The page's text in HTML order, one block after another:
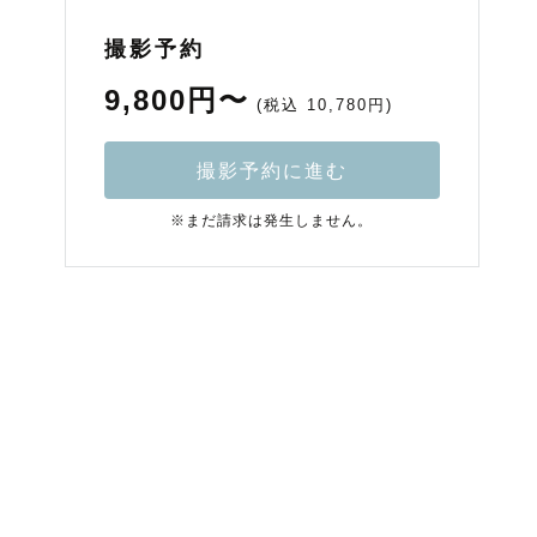
撮影予約
9,800円〜 (税込 10,780円)
撮影予約に進む
※まだ請求は発生しません。